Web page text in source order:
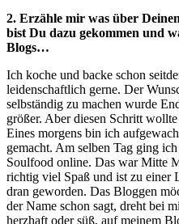
2. Erzähle mir was über
bist Du dazu gekommen und
Blogs…
Ich koche und backe schon
leidenschaftlich gerne. Der
selbständig zu machen wurde
größer. Aber diesen Schritt
Eines morgens bin ich
gemacht. Am selben Tag ging
Soulfood online. Das war Mitte
richtig viel Spaß und ist zu einer
dran geworden. Das Bloggen
der Name schon sagt, dreht bei
herzhaft oder süß, auf meinem